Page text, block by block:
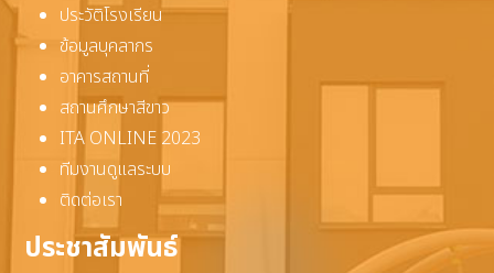
ประวัติโรงเรียน
ข้อมูลบุคลากร
อาคารสถานที่
สถานศึกษาสีขาว
ITA ONLINE 2023
ทีมงานดูแลระบบ
ติดต่อเรา
ประชาสัมพันธ์